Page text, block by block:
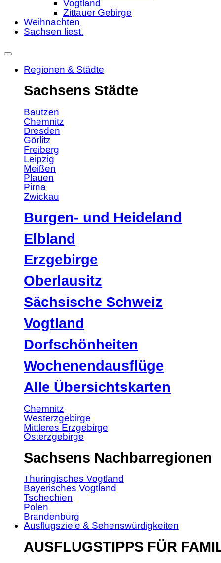
Vogtland
Zittauer Gebirge
Weihnachten
Sachsen liest.
Regionen & Städte
Sachsens Städte
Bautzen
Chemnitz
Dresden
Görlitz
Freiberg
Leipzig
Meißen
Plauen
Pirna
Zwickau
Burgen- und Heideland
Elbland
Erzgebirge
Oberlausitz
Sächsische Schweiz
Vogtland
Dorfschönheiten
Wochenendausflüge
Alle Übersichtskarten
Chemnitz
Westerzgebirge
Mittleres Erzgebirge
Osterzgebirge
Sachsens Nachbarregionen
Thüringisches Vogtland
Bayerisches Vogtland
Tschechien
Polen
Brandenburg
Ausflugsziele & Sehenswürdigkeiten
AUSFLUGSTIPPS FÜR